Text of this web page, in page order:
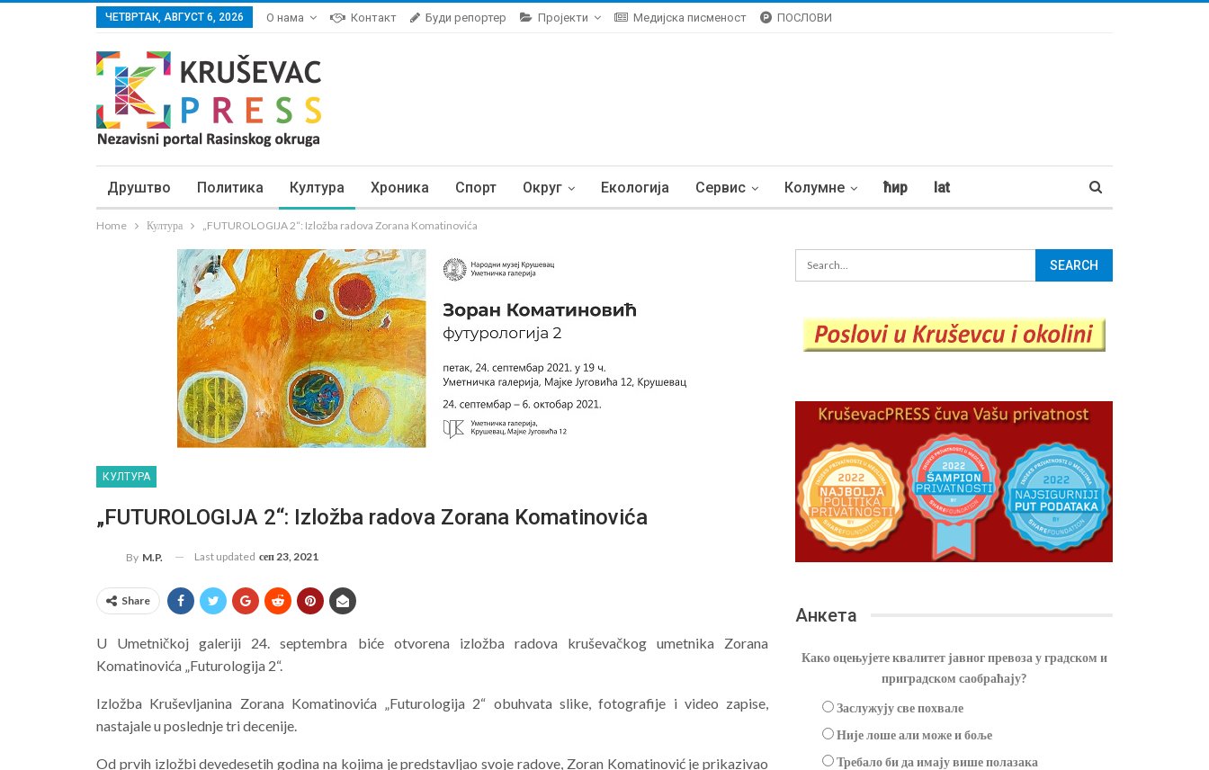
ЧЕТВРТАК, АВГУСТ 6, 2026 О нама Контакт Буди репортер Пројекти Медијска писменост ПОСЛОВИ
Друштво Политика Култура Хроника Спорт Округ Екологија Сервис Колумне ћир lat
Home Култура „FUTUROLOGIJA 2“: Izložba radova Zorana Komatinovića
КУЛТУРА
„FUTUROLOGIJA 2“: Izložba radova Zorana Komatinovića
By M.P. Last updated сеп 23, 2021
Share
U Umetničkoj galeriji 24. septembra biće otvorena izložba radova kruševačkog umetnika Zorana
Komatinovića „Futurologija 2“.
Izložba Kruševljanina Zorana Komatinovića „Futurologija 2“ obuhvata slike, fotografije i video zapise,
nastajale u poslednje tri decenije.
Od prvih izložbi devedesetih godina na kojima je predstavljao svoje radove, Zoran Komatinović je prikazivao
Анкета
Како оцењујете квалитет јавног превоза у градском и
приградском саобраћају?
Заслужују све похвале
Није лоше али може и боље
Требало би да имају више полазака